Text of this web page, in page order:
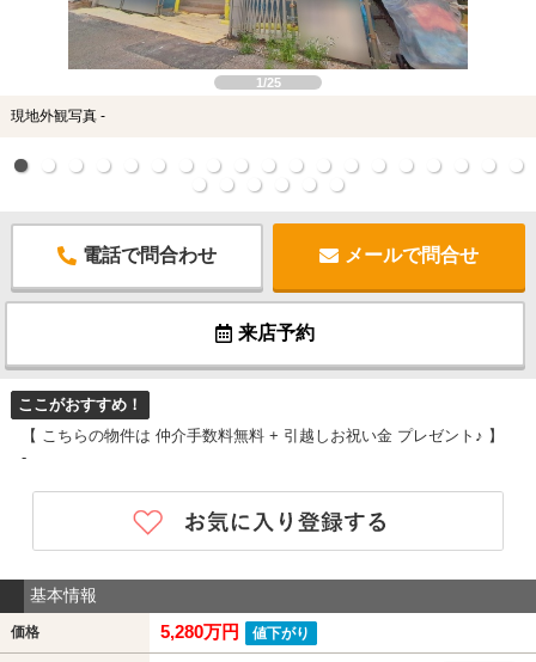
1/25
現地外観写真 -
電話で問合わせ メールで問合せ
来店予約
ここがおすすめ！
【 こちらの物件は 仲介手数料無料 + 引越しお祝い金 プレゼント♪ 】
-
基本情報
価格 5,280万円 値下がり